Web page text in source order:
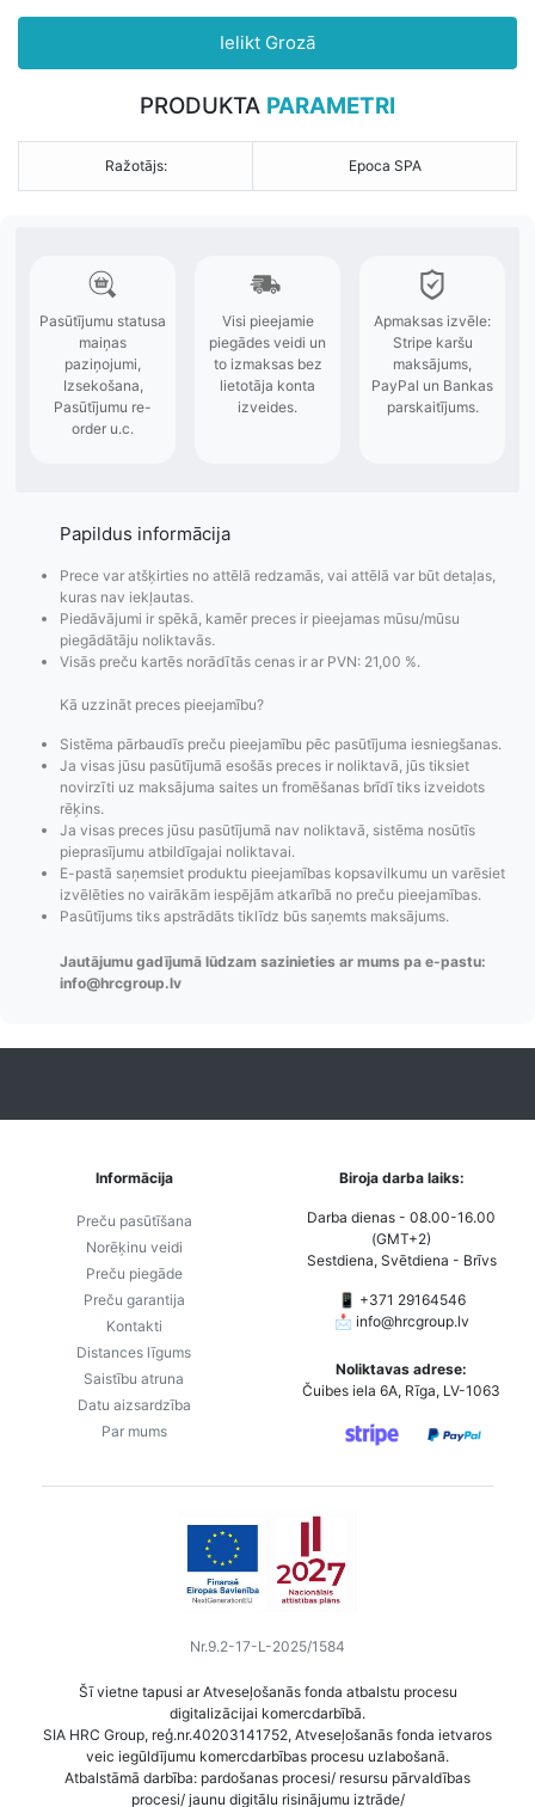
Ielikt Grozā
PRODUKTA PARAMETRI
Ražotājs: Epoca SPA
Pasūtījumu statusa
maiņas
paziņojumi,
Izsekošana,
Pasūtījumu re-
order u.c.
Visi pieejamie
piegādes veidi un
lietotāja konta
PayPal
Papildus informācija
Prece var atšķirties no attēlā redzamās, vai attēlā var būt detaļas,
kuras nav iekļautas.
Piedāvājumi ir spēkā, kamēr preces ir pieejamas mūsu/mūsu
piegādātāju noliktavās.
Visās preču kartēs norādītās cenas ir ar PVN: 21,00 %.
Kā uzzināt preces pieejamību?
Sistēma pārbaudīs preču pieejamību pēc pasūtījuma iesniegšanas.
Ja visas jūsu pasūtījumā esošās preces ir noliktavā, jūs tiksiet
novirzīti uz maksājuma saites un fromēšanas brīdī tiks izveidots
rēķins.
Ja visas preces jūsu pasūtījumā nav noliktavā, sistēma nosūtīs
pieprasījumu atbildīgajai noliktavai.
E-pastā saņemsiet produktu pieejamības kopsavilkumu un varēsiet
izvēlēties no vairākām iespējām atkarībā no preču pieejamības.
Pasūtījums tiks apstrādāts tiklīdz būs saņemts maksājums.
Jautājumu gadījumā lūdzam sazinieties ar mums pa e-pastu:
info@hrcgroup.lv
Informācija
Preču pasūtīšana
Norēķinu veidi
Preču piegāde
Preču garantija
Kontakti
Distances līgums
Saistību atruna
Datu aizsardzība
Par mums
Biroja darba laiks:
Darba dienas - 08.00-16.00
(GMT+2)
Sestdiena, Svētdiena - Brīvs
📱 +371 29164546
📩 info@hrcgroup.lv
Noliktavas adrese:
Čuibes iela 6A, Rīga, LV-1063
Nr.9.2-17-L-2025/1584
Šī vietne tapusi ar Atveseļošanās fonda atbalstu procesu
digitalizācijai komercdarbībā.
SIA HRC Group, reģ.nr.40203141752, Atveseļošanās fonda ietvaros
veic iegūldījumu komercdarbības procesu uzlabošanā.
Atbalstāmā darbība: pardošanas procesi/ resursu pārvaldības
procesi/ jaunu digitālu risinājumu iztrāde/